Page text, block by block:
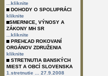
...kliknite
DOHODY O SPOLUPRÁCI
kliknite
SMERNICE, VÝNOSY A
ZÁKONY MH SR
...kliknite
PREHĽAD ROKOVANÍ
ORGÁNOV ZDRUŽENIA
kliknite
STRETNUTIA BANSKÝCH
MIEST A OBCÍ SLOVENSKA
1.stretnutie ... 27.9.2008